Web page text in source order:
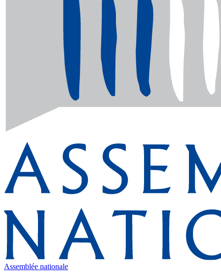
Assemblée nationale